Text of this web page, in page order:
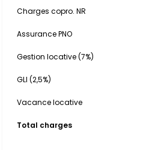
Charges copro. NR
Assurance PNO
Gestion locative (7%)
GLI (2,5%)
Vacance locative
Total charges